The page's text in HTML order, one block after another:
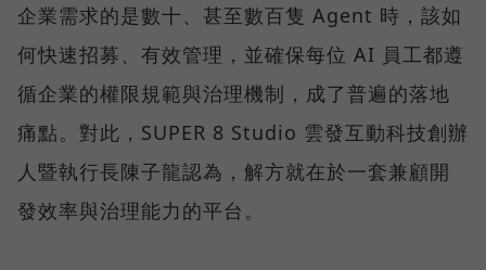
企業需求的是數十、甚至數百隻 Agent 時，該如
何快速招募、有效管理，並確保每位 AI 員工都遵
循企業的權限規範與治理機制，成了普遍的落地
痛點。對此，SUPER 8 Studio 雲發互動科技創辦
人暨執行長陳子龍認為，解方就在於一套兼顧開
發效率與治理能力的平台。